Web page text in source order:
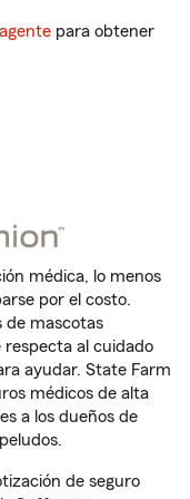
para obtener
médica, lo menos
por el costo.
de mascotas
al cuidado
ayudar. State Farm
médicos de alta
a los dueños de
de seguro